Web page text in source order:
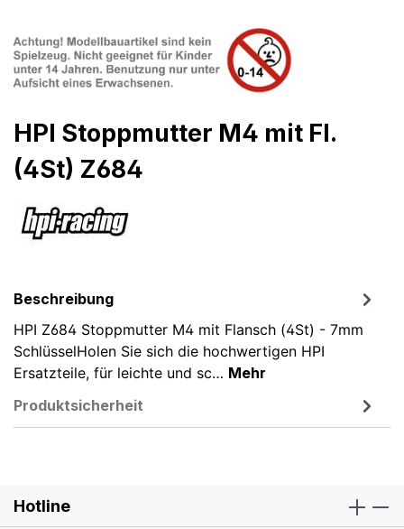
HPI Stoppmutter M4 mit Fl.
(4St) Z684
Beschreibung
HPI Z684 Stoppmutter M4 mit Flansch (4St) - 7mm
SchlüsselHolen Sie sich die hochwertigen HPI
Ersatzteile, für leichte und sc… Mehr
Produktsicherheit
Hotline